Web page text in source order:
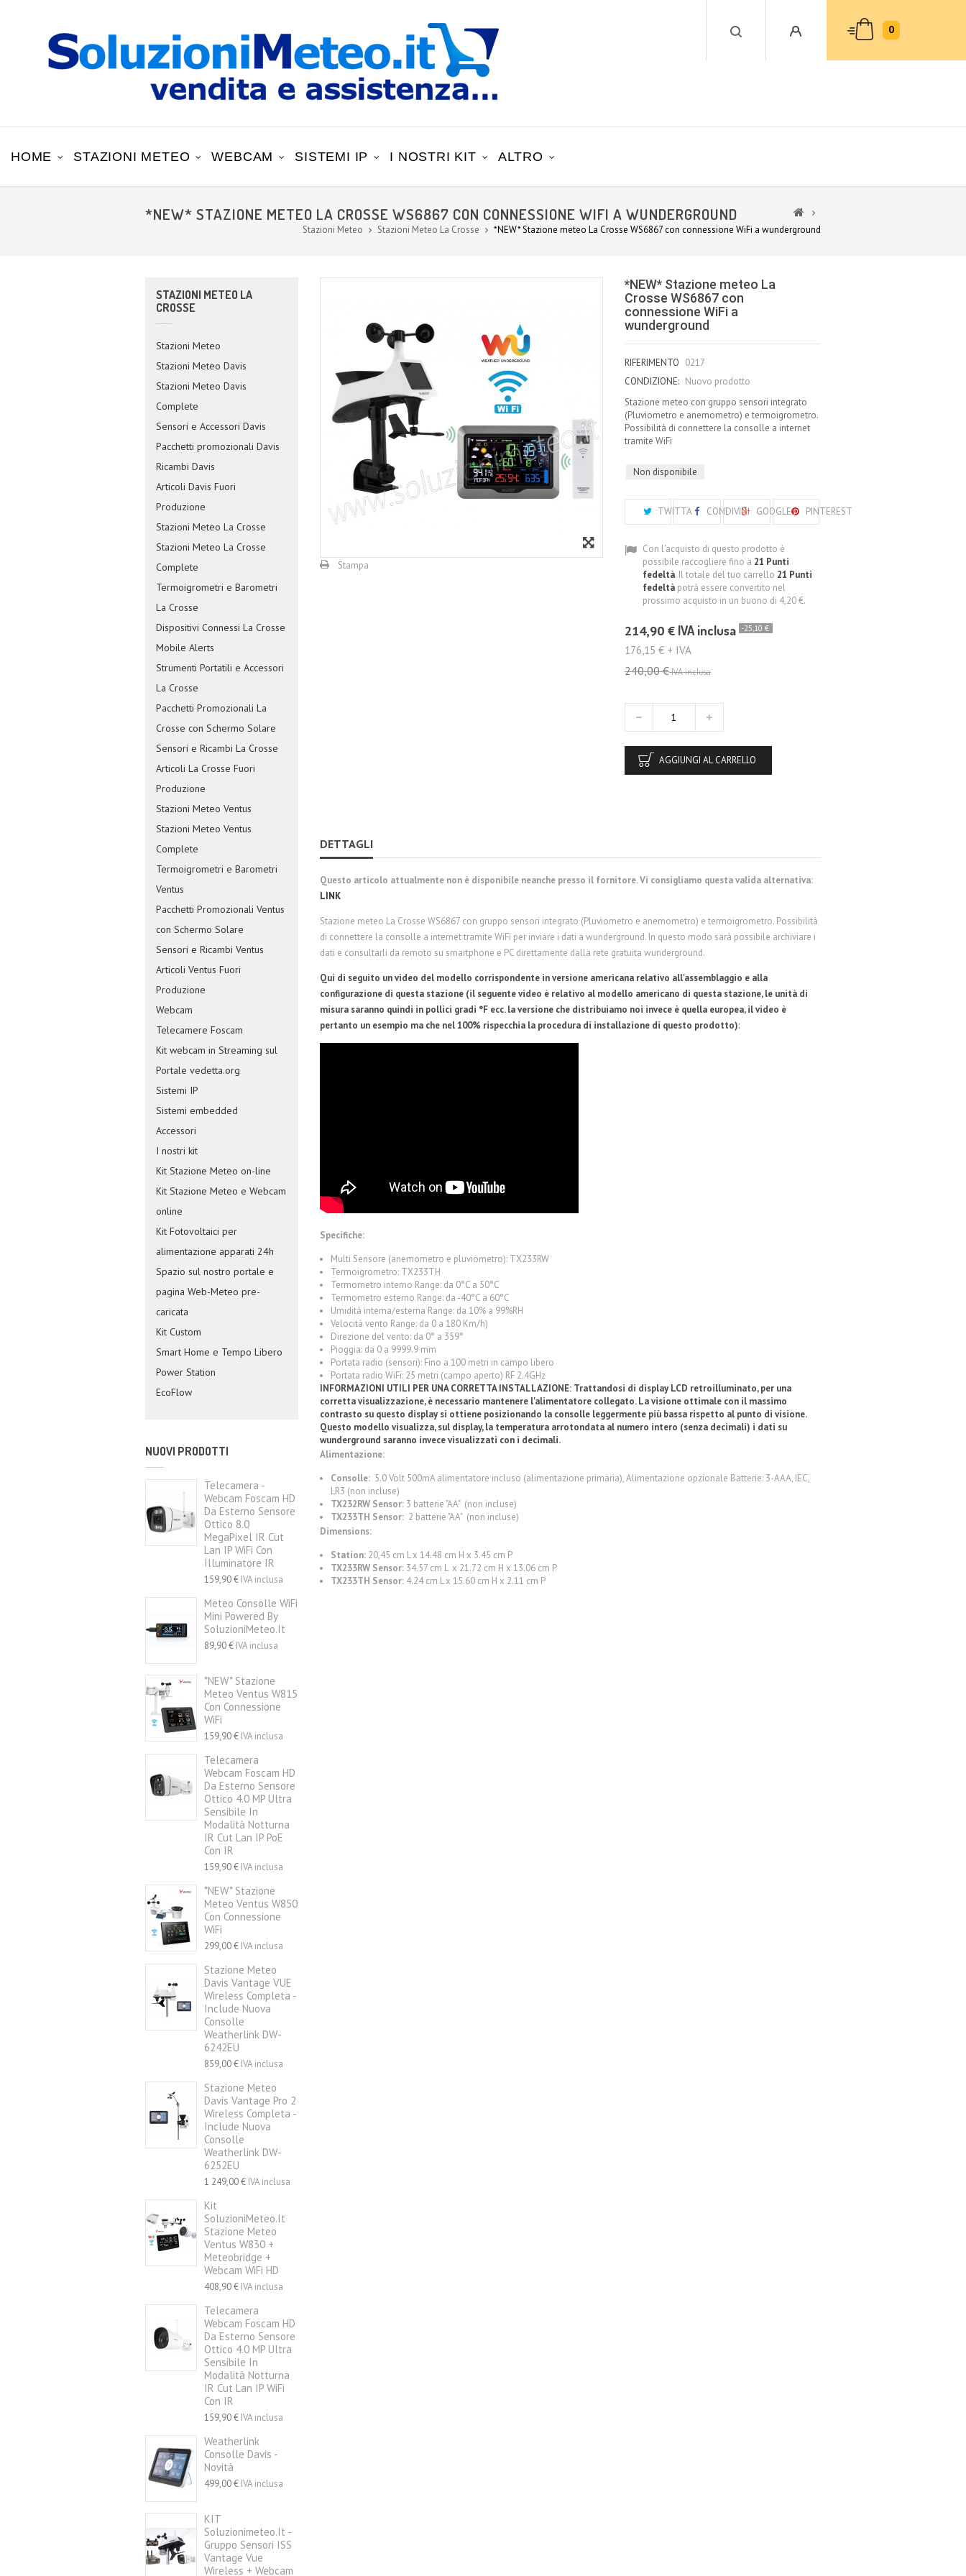
0
HOME STAZIONI METEO WEBCAM SISTEMI IP I NOSTRI KIT ALTRO
*NEW* STAZIONE METEO LA CROSSE WS6867 CON CONNESSIONE WIFI A WUNDERGROUND
Stazioni Meteo Stazioni Meteo La Crosse *NEW* Stazione meteo La Crosse WS6867 con connessione WiFi a wunderground
STAZIONI METEO LA
CROSSE
Stazioni Meteo
Stazioni Meteo Davis
Stazioni Meteo Davis
Complete
Sensori e Accessori Davis
Pacchetti promozionali Davis
Ricambi Davis
Articoli Davis Fuori
Produzione
Stazioni Meteo La Crosse
Stazioni Meteo La Crosse
Complete
Termoigrometri e Barometri
La Crosse
Dispositivi Connessi La Crosse
Mobile Alerts
Strumenti Portatili e Accessori
La Crosse
Pacchetti Promozionali La
Crosse con Schermo Solare
Sensori e Ricambi La Crosse
Articoli La Crosse Fuori
Produzione
Stazioni Meteo Ventus
Stazioni Meteo Ventus
Complete
Termoigrometri e Barometri
Ventus
Pacchetti Promozionali Ventus
con Schermo Solare
Sensori e Ricambi Ventus
Articoli Ventus Fuori
Produzione
Webcam
Telecamere Foscam
Kit webcam in Streaming sul
Portale vedetta.org
Sistemi IP
Sistemi embedded
Accessori
I nostri kit
Kit Stazione Meteo on-line
Kit Stazione Meteo e Webcam
online
Kit Fotovoltaici per
alimentazione apparati 24h
Spazio sul nostro portale e
pagina Web-Meteo pre-
caricata
Kit Custom
Smart Home e Tempo Libero
Power Station
EcoFlow
NUOVI PRODOTTI
Telecamera -
Webcam Foscam HD
Da Esterno Sensore
Ottico 8.0
MegaPixel IR Cut
Lan IP WiFi Con
Illuminatore IR
159,90 € IVA inclusa
Meteo Consolle WiFi
Mini Powered By
SoluzioniMeteo.it
89,90 € IVA inclusa
*NEW* Stazione
Meteo Ventus W815
Con Connessione
WiFi
159,90 € IVA inclusa
Telecamera
Webcam Foscam HD
Da Esterno Sensore
Ottico 4.0 MP Ultra
Sensibile In
Modalità Notturna
IR Cut Lan IP PoE
Con IR
159,90 € IVA inclusa
*NEW* Stazione
Meteo Ventus W850
Con Connessione
WiFi
299,00 € IVA inclusa
Stazione Meteo
Davis Vantage VUE
Wireless Completa -
Include Nuova
Consolle
Weatherlink DW-
6242EU
859,00 € IVA inclusa
Stazione Meteo
Davis Vantage Pro 2
Wireless Completa -
Include Nuova
Consolle
Weatherlink DW-
6252EU
1 249,00 € IVA inclusa
Kit
SoluzioniMeteo.it
Stazione Meteo
Ventus W830 +
Meteobridge +
Webcam WiFi HD
408,90 € IVA inclusa
Telecamera
Webcam Foscam HD
Da Esterno Sensore
Ottico 4.0 MP Ultra
Sensibile In
Modalità Notturna
IR Cut Lan IP WiFi
Con IR
159,90 € IVA inclusa
Weatherlink
Consolle Davis -
Novità
499,00 € IVA inclusa
KIT
Soluzionimeteo.it -
Gruppo Sensori ISS
Vantage Vue
Wireless + Webcam
Stampa
*NEW* Stazione meteo La
Crosse WS6867 con
connessione WiFi a
wunderground
RIFERIMENTO 0217
CONDIZIONE: Nuovo prodotto
Stazione meteo con gruppo sensori integrato
(Pluviometro e anemometro) e termoigrometro.
Possibilità di connettere la consolle a internet
tramite WiFi
Non disponibile
TWITTA CONDIVIDI GOOGLE+ PINTEREST
Con l'acquisto di questo prodotto è
possibile raccogliere fino a 21 Punti
fedeltà. Il totale del tuo carrello 21 Punti
fedeltàpotrà essere convertito nel
prossimo acquisto in un buono di 4,20 €.
214,90 €IVA inclusa
176,15 € + IVA
-25,10 €
240,00 €IVA inclusa
AGGIUNGI AL CARRELLO
DETTAGLI
Questo articolo attualmente non è disponibile neanche presso il fornitore. Vi consigliamo questa valida alternativa:
LINK
Stazione meteo La Crosse WS6867 con gruppo sensori integrato (Pluviometro e anemometro) e termoigrometro. Possibilità
di connettere la consolle a internet tramite WiFi per inviare i dati a wunderground. In questo modo sarà possibile archiviare i
dati e consultarli da remoto su smartphone e PC direttamente dalla rete gratuita wunderground.
Qui di seguito un video del modello corrispondente in versione americana relativo all'assemblaggio e alla
configurazione di questa stazione (il seguente video è relativo al modello americano di questa stazione, le unità di
misura saranno quindi in pollici gradi °F ecc. la versione che distribuiamo noi invece è quella europea, il video è
pertanto un esempio ma che nel 100% rispecchia la procedura di installazione di questo prodotto):
Specifiche:
Multi Sensore (anemometro e pluviometro): TX233RW
Termoigrometro: TX233TH
Termometro interno Range: da 0°C a 50°C
Termometro esterno Range: da -40°C a 60°C
Umidità interna/esterna Range: da 10% a 99%RH
Velocità vento Range: da 0 a 180 Km/h)
Direzione del vento: da 0° a 359°
Pioggia: da 0 a 9999.9 mm
Portata radio (sensori): Fino a 100 metri in campo libero
Portata radio WiFi: 25 metri (campo aperto) RF 2.4GHz
INFORMAZIONI UTILI PER UNA CORRETTA INSTALLAZIONE: Trattandosi di display LCD retroilluminato, per una
corretta visualizzazione, è necessario mantenere l'alimentatore collegato. La visione ottimale con il massimo
contrasto su questo display si ottiene posizionando la consolle leggermente più bassa rispetto al punto di visione.
Questo modello visualizza, sul display, la temperatura arrotondata al numero intero (senza decimali) i dati su
wunderground saranno invece visualizzati con i decimali.
Alimentazione:
Consolle:5.0 Volt 500mA alimentatore incluso (alimentazione primaria), Alimentazione opzionale Batterie: 3-AAA, IEC,
LR3 (non incluse)
TX232RW Sensor:3 batterie "AA" (non incluse)
TX233TH Sensor:2 batterie "AA" (non incluse)
Dimensions:
Station:20,45 cm L x 14.48 cm H x 3.45 cm P
TX233RW Sensor:34.57 cm L x 21.72 cm H x 13.06 cm P
TX233TH Sensor:4.24 cm L x 15.60 cm H x 2.11 cm P